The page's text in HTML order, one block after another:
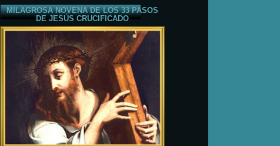
MILAGROSA NOVENA DE LOS 33 PASOS
DE JESÚS CRUCIFICADO